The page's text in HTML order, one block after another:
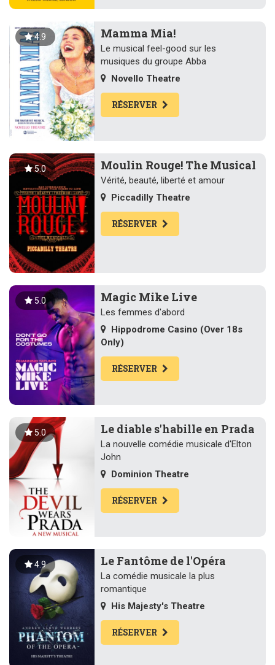
4.9 Mamma Mia!
Le musical feel-good sur les
musiques du groupe Abba
Novello Theatre
RÉSERVER
5.0 Moulin Rouge! The Musical
Vérité, beauté, liberté et amour
Piccadilly Theatre
RÉSERVER
5.0 Magic Mike Live
Les femmes d'abord
Hippodrome Casino (Over 18s
Only)
RÉSERVER
5.0 Le diable s'habille en Prada
La nouvelle comédie musicale d'Elton
John
Dominion Theatre
RÉSERVER
4.9 Le Fantôme de l'Opéra
La comédie musicale la plus
romantique
His Majesty's Theatre
RÉSERVER